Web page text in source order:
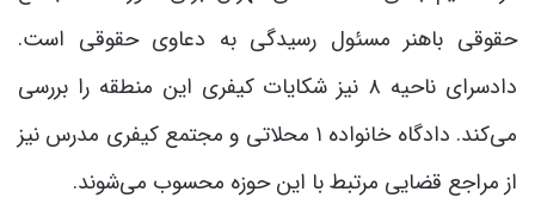
حقوقی باهنر مسئول رسیدگی به دعاوی حقوقی است.
دادسرای ناحیه ۸ نیز شکایات کیفری این منطقه را بررسی
می‌کند. دادگاه خانواده ۱ محلاتی و مجتمع کیفری مدرس نیز
از مراجع قضایی مرتبط با این حوزه محسوب می‌شوند.